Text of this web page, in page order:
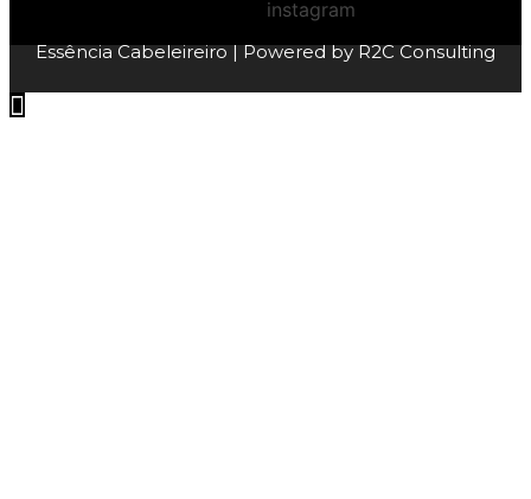
Essência Cabeleireiro | Powered byR2C Consulting